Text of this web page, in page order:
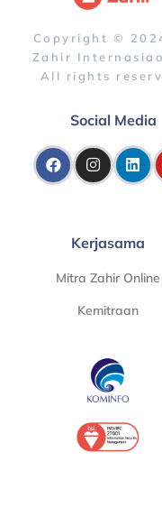
Copyright ©
Zahir
All rights
Social Media
Kerjasama
Mitra Zahir Online
Kemitraan